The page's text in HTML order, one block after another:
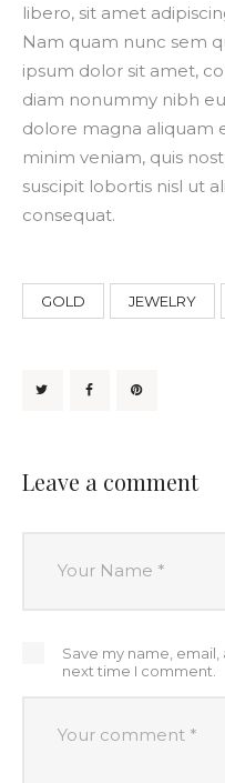
libero, sit amet
Nam quam nunc sem
ipsum dolor sit amet,
diam nonummy nibh
dolore magna aliquam
minim veniam, quis
suscipit lobortis nisl ut
consequat.
GOLD JEWELRY
Leave a comment
Save my name,
next time I comment.